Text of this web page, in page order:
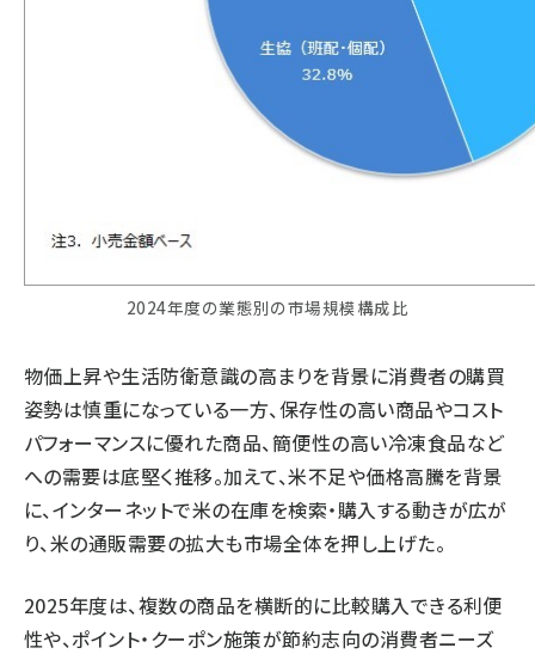
2024年度の業態別の市場規模構成比
物価上昇や生活防衛意識の高まりを背景に消費者の購買
姿勢は慎重になっている一方、保存性の高い商品やコスト
パフォーマンスに優れた商品、簡便性の高い冷凍食品など
への需要は底堅く推移。加えて、米不足や価格高騰を背景
に、インターネットで米の在庫を検索・購入する動きが広が
り、米の通販需要の拡大も市場全体を押し上げた。
2025年度は、複数の商品を横断的に比較購入できる利便
性や、ポイント・クーポン施策が節約志向の消費者ニーズ